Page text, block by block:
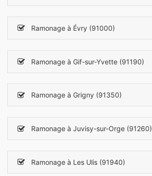
Ramonage à Évry (91000)
Ramonage à Gif-sur-Yvette (91190)
Ramonage à Grigny (91350)
Ramonage à Juvisy-sur-Orge (91260)
Ramonage à Les Ulis (91940)